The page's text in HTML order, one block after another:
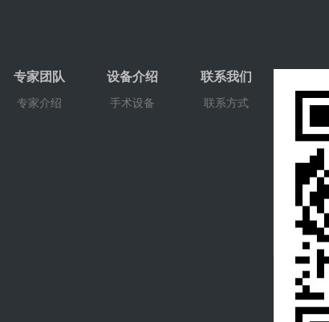
专家团队
专家介绍
设备介绍
手术设备
联系我们
联系方式